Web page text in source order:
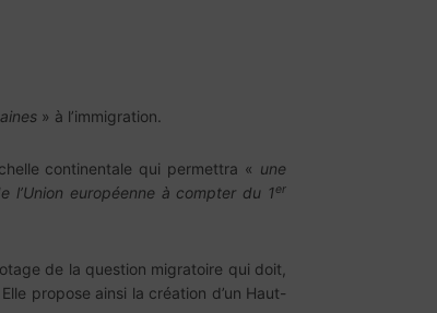
» à l’immigration.
continentale qui permettra « une
l’Union européenne à compter du 1er
de la question migratoire qui doit,
Elle propose ainsi la création d’un Haut-